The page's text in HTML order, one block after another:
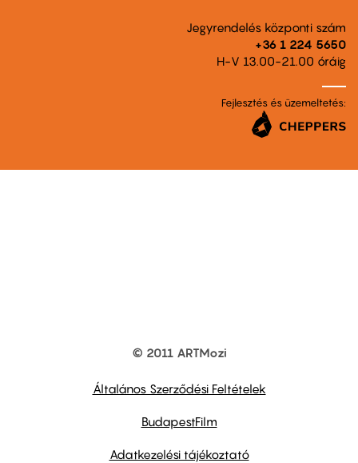
Jegyrendelés központi szám
+36 1 224 5650
H-V 13.00-21.00 óráig
Fejlesztés és üzemeltetés:
© 2011 ARTMozi
Általános Szerződési Feltételek
BudapestFilm
Adatkezelési tájékoztató